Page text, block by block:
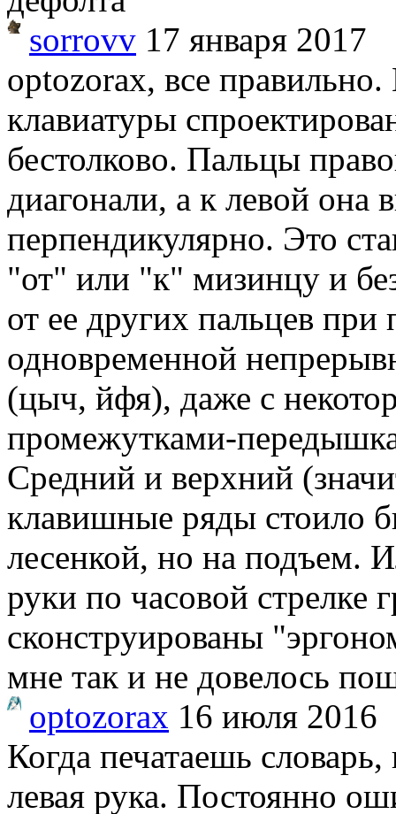
sorrovv 17 января 2017
optozorax, все
клавиатуры
бестолково. Пальцы
диагонали, а к левой она
перпендикулярно. Это
"от" или "к" мизинцу и
от ее других пальцев
одновременной
(цыч, йфя), даже с
промежутками-
Средний и верхний
клавишные ряды стоило
лесенкой, но на подъем.
руки по часовой стрелке
сконструированы
мне так и не довелось
optozorax 16 июля 2016
Когда печатаешь
левая рука. Постоянно